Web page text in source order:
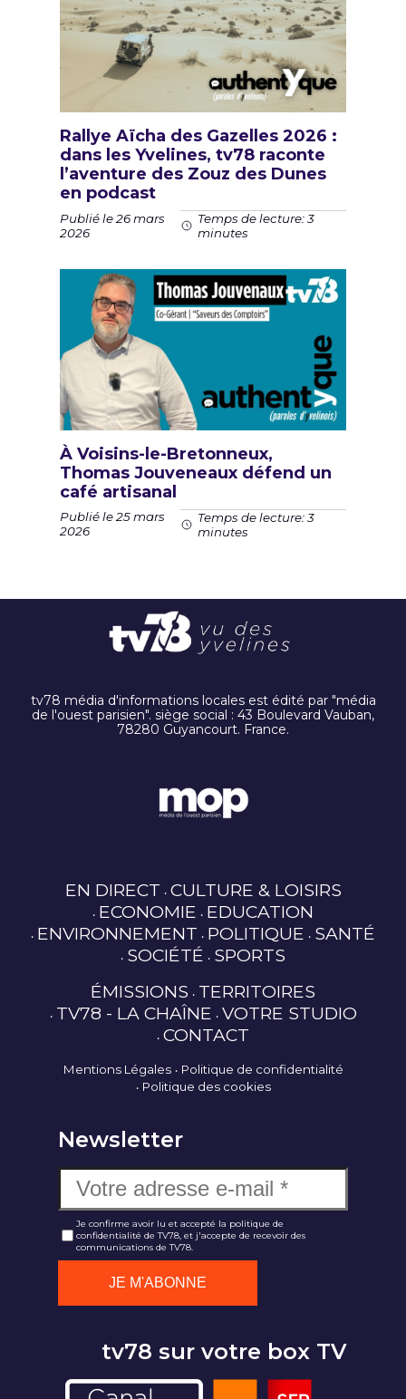
Rallye Aïcha des Gazelles 2026 :
dans les Yvelines, tv78 raconte
l’aventure des Zouz des Dunes
en podcast
Publié le 26 mars
2026
Temps de lecture: 3
minutes
À Voisins-le-Bretonneux,
Thomas Jouveneaux défend un
café artisanal
Publié le 25 mars
2026
Temps de lecture: 3
minutes
tv78 média d'informations locales est édité par "média
de l'ouest parisien". siège social : 43 Boulevard Vauban,
78280 Guyancourt. France.
EN DIRECT CULTURE & LOISIRS
ECONOMIE EDUCATION
ENVIRONNEMENT POLITIQUE SANTÉ
SOCIÉTÉ SPORTS
ÉMISSIONS TERRITOIRES
TV78 - LA CHAÎNE VOTRE STUDIO
CONTACT
Mentions Légales
Politique de confidentialité
Politique des cookies
Newsletter
Je confirme avoir lu et accepté la politique de
confidentialité de TV78, et j'accepte de recevoir des
communications de TV78.
tv78 sur votre box TV